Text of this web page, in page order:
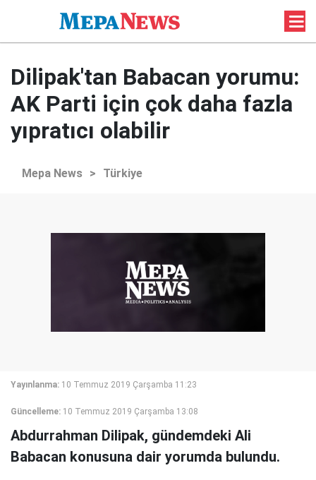
Dilipak'tan Babacan yorumu:
AK Parti için çok daha fazla
yıpratıcı olabilir
Mepa News > Türkiye
Yayınlanma: 10 Temmuz 2019 Çarşamba 11:23
Güncelleme: 10 Temmuz 2019 Çarşamba 13:08
Abdurrahman Dilipak, gündemdeki Ali
Babacan konusuna dair yorumda bulundu.